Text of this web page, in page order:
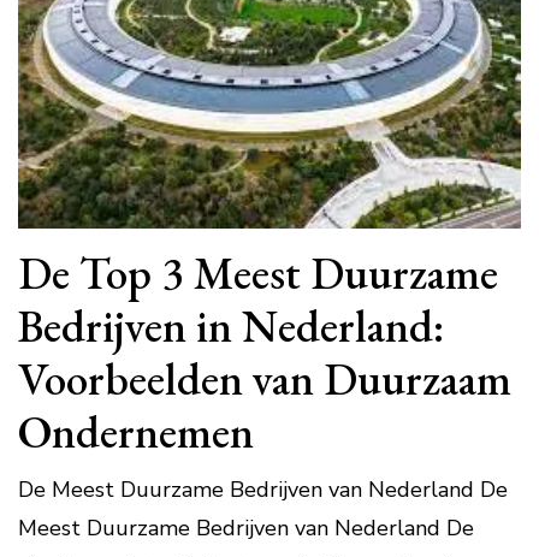
De Top 3 Meest Duurzame
Bedrijven in Nederland:
Voorbeelden van Duurzaam
Ondernemen
De Meest Duurzame Bedrijven van Nederland De
Meest Duurzame Bedrijven van Nederland De